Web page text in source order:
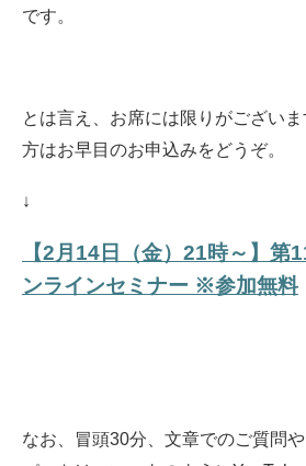
です。
とは言え、お席には限りがござい
方はお早目のお申込みをどうぞ。
↓
【2月14日（金）21時～】第
ンラインセミナー ※参加無料
なお、冒頭30分、文章でのご質問